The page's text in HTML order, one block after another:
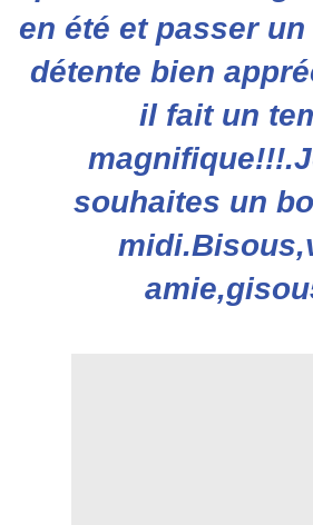
en été et passer
détente bien
il fait un
souhaites un